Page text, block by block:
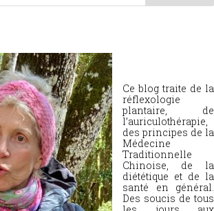
Ce blog traite de la
réflexologie
plantaire, de
l’auriculothérapie,
des principes de la
Médecine
Traditionnelle
Chinoise, de la
diététique et de la
santé en général.
Des soucis de tous